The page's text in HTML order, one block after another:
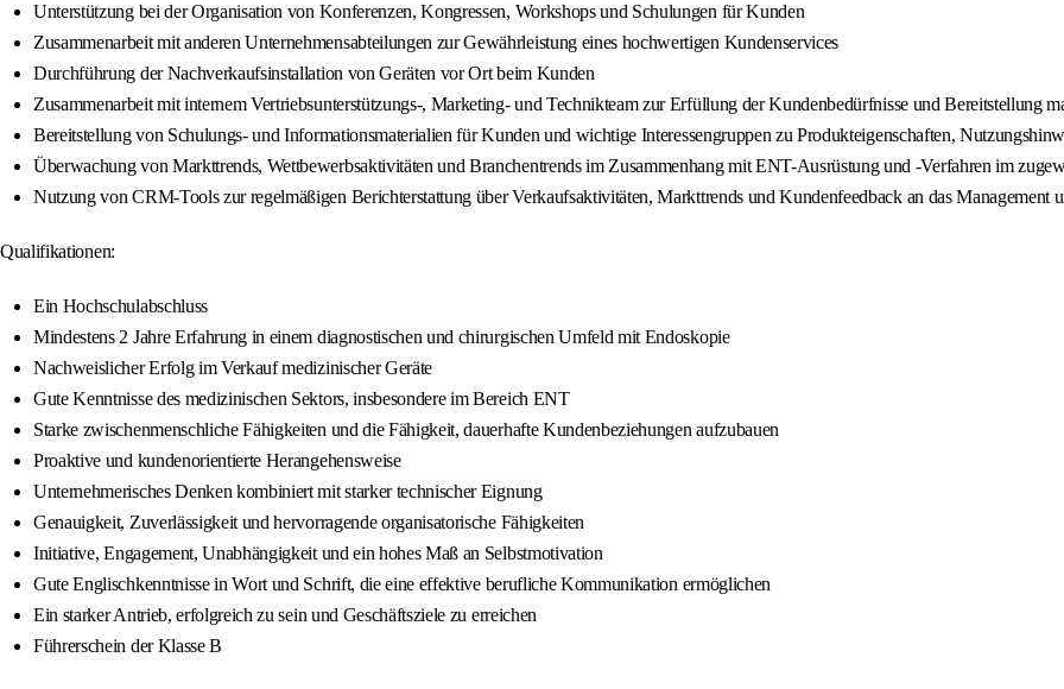
Unterstützung bei der Organisation von Konferenzen, Kongressen, Workshops und Schulungen für Kunden
Zusammenarbeit mit anderen Unternehmensabteilungen zur Gewährleistung eines hochwertigen Kundenservices
Durchführung der Nachverkaufsinstallation von Geräten vor Ort beim Kunden
Zusammenarbeit mit internem Vertriebsunterstützungs-, Marketing- und Technikteam zur Erfüllung der Kundenbedürfnisse und Bereitstellung
Bereitstellung von Schulungs- und Informationsmaterialien für Kunden und wichtige Interessengruppen zu Produkteigenschaften,
Überwachung von Markttrends, Wettbewerbsaktivitäten und Branchentrends im Zusammenhang mit ENT-Ausrüstung und -Verfahren im
Nutzung von CRM-Tools zur regelmäßigen Berichterstattung über Verkaufsaktivitäten, Markttrends und Kundenfeedback an das Management
Qualifikationen:
Ein Hochschulabschluss
Mindestens 2 Jahre Erfahrung in einem diagnostischen und chirurgischen Umfeld mit Endoskopie
Nachweislicher Erfolg im Verkauf medizinischer Geräte
Gute Kenntnisse des medizinischen Sektors, insbesondere im Bereich ENT
Starke zwischenmenschliche Fähigkeiten und die Fähigkeit, dauerhafte Kundenbeziehungen aufzubauen
Proaktive und kundenorientierte Herangehensweise
Unternehmerisches Denken kombiniert mit starker technischer Eignung
Genauigkeit, Zuverlässigkeit und hervorragende organisatorische Fähigkeiten
Initiative, Engagement, Unabhängigkeit und ein hohes Maß an Selbstmotivation
Gute Englischkenntnisse in Wort und Schrift, die eine effektive berufliche Kommunikation ermöglichen
Ein starker Antrieb, erfolgreich zu sein und Geschäftsziele zu erreichen
Führerschein der Klasse B